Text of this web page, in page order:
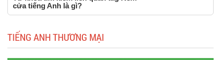
cửa tiếng Anh là gì?
TIẾNG ANH THƯƠNG MẠI